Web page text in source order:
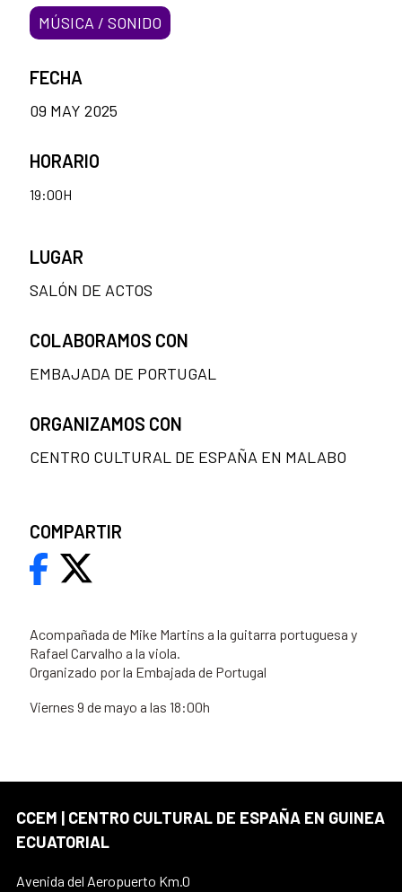
Acompañada de Mike Martins a la guitarra portuguesa y
Rafael Carvalho a la viola.
Organizado por la Embajada de Portugal
Viernes 9 de mayo a las 18:00h
MÚSICA / SONIDO
FECHA
09 MAY 2025
HORARIO
19:00H
LUGAR
SALÓN DE ACTOS
COLABORAMOS CON
EMBAJADA DE PORTUGAL
ORGANIZAMOS CON
CENTRO CULTURAL DE ESPAÑA EN MALABO
COMPARTIR
CCEM | CENTRO CULTURAL DE ESPAÑA EN GUINEA
ECUATORIAL
Avenida del Aeropuerto Km.0